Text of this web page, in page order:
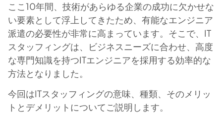
ここ10年間、技術があらゆる企業の成功に欠かせな
い要素として浮上してきたため、有能なエンジニア
派遣の必要性が非常に高まっています。そこで、IT
スタッフィングは、ビジネスニーズに合わせ、高度
な専門知識を持つITエンジニアを採用する効率的な
方法となりました。
今回はITスタッフィングの意味、種類、そのメリッ
トとデメリットについてご説明します。